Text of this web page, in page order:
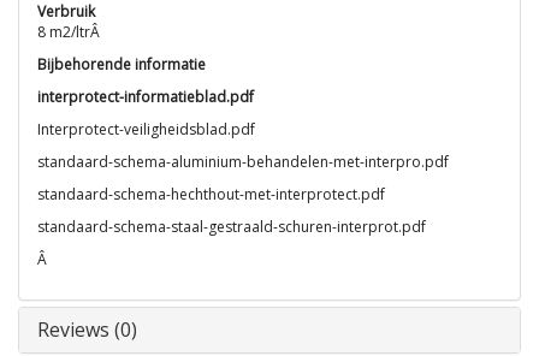
Verbruik
8 m2/ltrÂ
Bijbehorende informatie
interprotect-informatieblad.pdf
Interprotect-veiligheidsblad.pdf
standaard-schema-aluminium-behandelen-met-interpro.pdf
standaard-schema-hechthout-met-interprotect.pdf
standaard-schema-staal-gestraald-schuren-interprot.pdf
Â
Reviews (0)